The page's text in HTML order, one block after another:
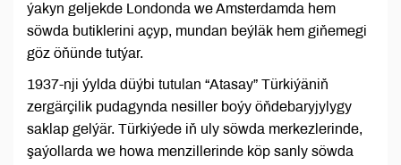
ýakyn geljekde Londonda we Amsterdamda hem
söwda butiklerini açyp, mundan beýläk hem giňemegi
göz öňünde tutýar.
1937-nji ýylda düýbi tutulan “Atasay” Türkiýäniň
zergärçilik pudagynda nesiller boýy öňdebaryjylygy
saklap gelýär. Türkiýede iň uly söwda merkezlerinde,
şaýollarda we howa menzillerinde köp sanly söwda